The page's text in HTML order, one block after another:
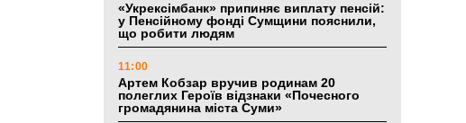
«Укрексімбанк» припиняє виплату пенсій:
у Пенсійному фонді Сумщини пояснили,
що робити людям
11:00
Артем Кобзар вручив родинам 20
полеглих Героїв відзнаки «Почесного
громадянина міста Суми»